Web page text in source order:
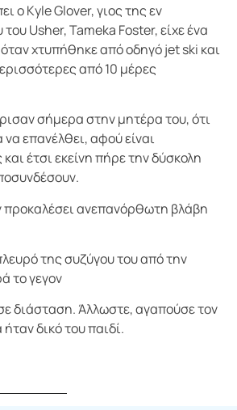
ο Κyle Glover, γιος της εν
Usher, Tameka Foster, είχε ένα
χτυπήθηκε από οδηγό jet ski και
από 10 μέρες
σήμερα στην μητέρα του, ότι
να επανέλθει, αφού είναι
έτσι εκείνη πήρε την δύσκολη
προκαλέσει ανεπανόρθωτη βλάβη
της συζύγου του από την
το γεγον
διάσταση. Άλλωστε, αγαπούσε τον
δικό του παιδί.